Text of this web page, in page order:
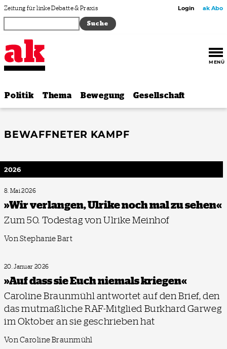
Zum Inhalt springen
Zeitung für linke Debatte & Praxis Login ak Abo
MENÜ
Politik Thema Bewegung Gesellschaft
BEWAFFNETER KAMPF
2026
8. Mai 2026
»Wir verlangen, Ulrike noch mal zu sehen«
Zum 50. Todestag von Ulrike Meinhof
Von Stephanie Bart
20. Januar 2026
»Auf dass sie Euch niemals kriegen«
Caroline Braunmühl antwortet auf den Brief, den
das mutmaßliche RAF-Mitglied Burkhard Garweg
im Oktober an sie geschrieben hat
Von Caroline Braunmühl